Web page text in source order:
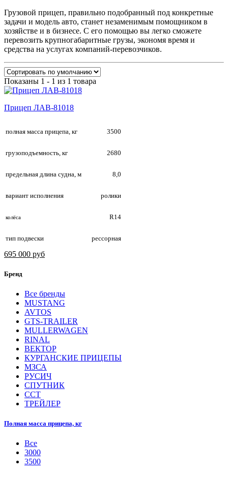
Грузовой прицеп, правильно подобранный под конкретные
задачи и модель авто, станет незаменимым помощником в
хозяйстве и в бизнесе. С его помощью вы легко сможете
перевозить крупногабаритные грузы, экономя время и
средства на услугах компаний-перевозчиков.
Показаны 1 - 1 из 1 товара
Прицеп ЛАВ-81018
полная масса прицепа, кг 3500
грузоподъемность, кг 2680
предельная длина судна, м 8,0
вариант исполнения ролики
колёса R14
тип подвески рессорная
695 000 руб
Бренд
Все бренды
MUSTANG
AVTOS
GTS-TRAILER
MULLERWAGEN
RINAL
ВЕКТОР
КУРГАНСКИЕ ПРИЦЕПЫ
МЗСА
РУСИЧ
СПУТНИК
ССТ
ТРЕЙЛЕР
Полная масса прицепа, кг
Все
3000
3500